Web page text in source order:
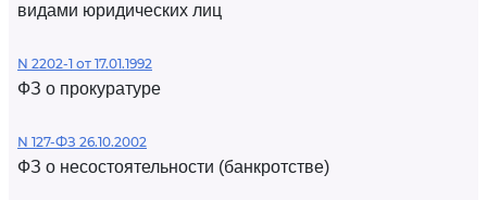
видами юридических лиц
N 2202-1 от 17.01.1992
ФЗ о прокуратуре
N 127-ФЗ 26.10.2002
ФЗ о несостоятельности (банкротстве)